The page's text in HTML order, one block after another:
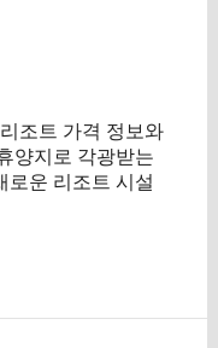
조트 가격 정보와
양지로 각광받는
로운 리조트 시설